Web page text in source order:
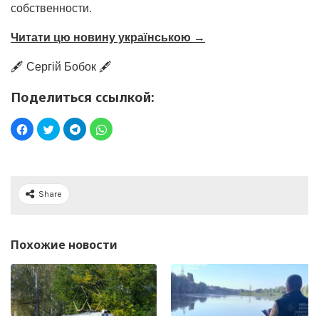
собственности.
Читати цю новину українською →
🖋️ Сергій Бобок 🖋️
Поделиться ссылкой:
Share
Похожие новости